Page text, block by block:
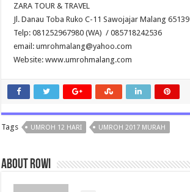
ZARA TOUR & TRAVEL
Jl. Danau Toba Ruko C-11 Sawojajar Malang 65139
Telp: 081252967980 (WA) / 085718242536
email: umrohmalang@yahoo.com
Website: www.umrohmalang.com
Tags UMROH 12 HARI UMROH 2017 MURAH
About rowi